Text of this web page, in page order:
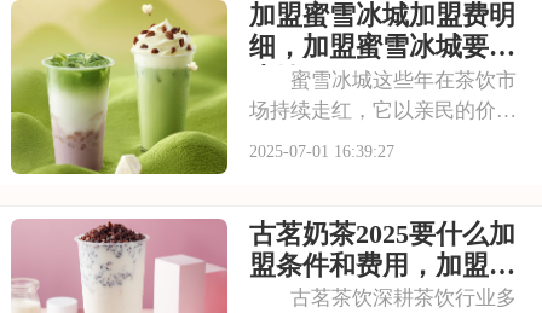
多少钱？需要满足哪些条件？
以下是喜茶奶茶店加盟的要
求，加盟喜茶需要
加盟蜜雪冰城加盟费明
细，加盟蜜雪冰城要多
少钱
蜜雪冰城这些年在茶饮市
场持续走红，它以亲民的价格
和丰富的产品线，覆盖了广泛
投资者心动不已。那么，加盟
蜜雪冰城需要多少费用呢？下
面就来看看加盟蜜雪
2025-07-01 16:39:27
古茗奶茶2025要什么加
盟条件和费用，加盟需
要具备哪些条件
古茗茶饮深耕茶饮行业多